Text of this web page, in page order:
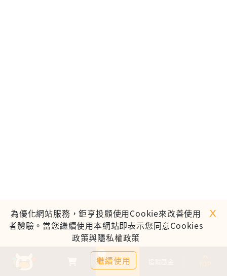
基金比較
0
為優化網站服務，鉅亨投顧使用Cookie來改善使用
者體驗。當您繼續使用本網站即表示您同意Cookies
政策與隱私權政策
繼續使用
ｘ